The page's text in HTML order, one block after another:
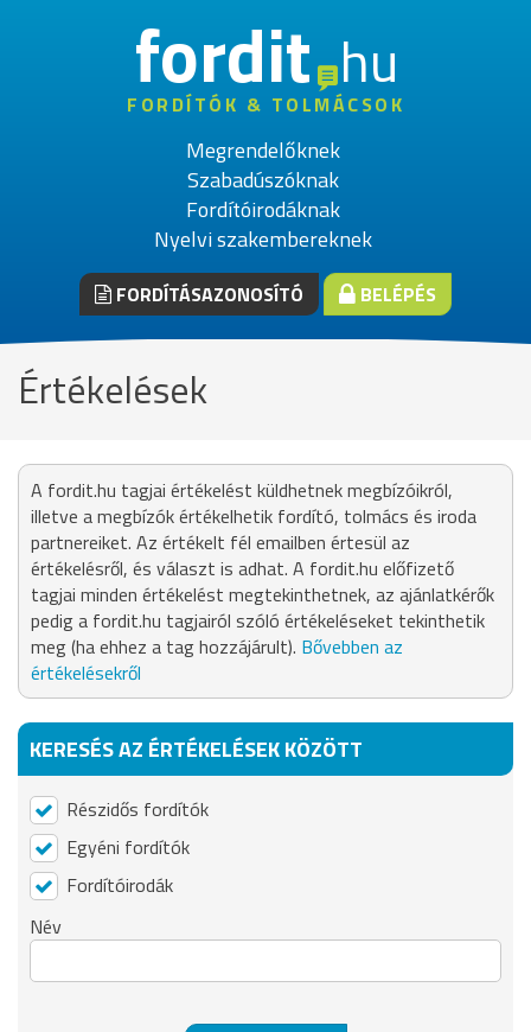
fordithu
FORDÍTÓK & TOLMÁCSOK
Megrendelőknek
Szabadúszóknak
Fordítóirodáknak
Nyelvi szakembereknek
FORDÍTÁSAZONOSÍTÓ BELÉPÉS
Értékelések
A fordit.hu tagjai értékelést küldhetnek megbízóikról,
illetve a megbízók értékelhetik fordító, tolmács és iroda
partnereiket. Az értékelt fél emailben értesül az
értékelésről, és választ is adhat. A fordit.hu előfizető
tagjai minden értékelést megtekinthetnek, az ajánlatkérők
pedig a fordit.hu tagjairól szóló értékeléseket tekinthetik
meg (ha ehhez a tag hozzájárult). Bővebben az
értékelésekről
KERESÉS AZ ÉRTÉKELÉSEK KÖZÖTT
Részidős fordítók
Egyéni fordítók
Fordítóirodák
Név